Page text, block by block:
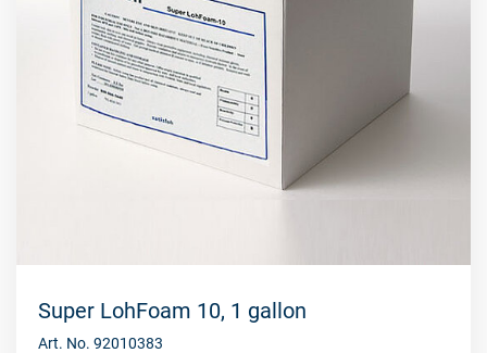
Super LohFoam 10, 1 gallon
Art. No. 92010383